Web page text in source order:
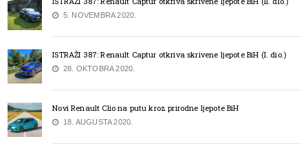
5. NOVEMBRA 2020.
ISTRAŽI 387: Renault Captur otkriva skrivene ljepote BiH (I. dio.)
28. OKTOBRA 2020.
Novi Renault Clio na putu kroz prirodne ljepote BiH
18. AUGUSTA 2020.